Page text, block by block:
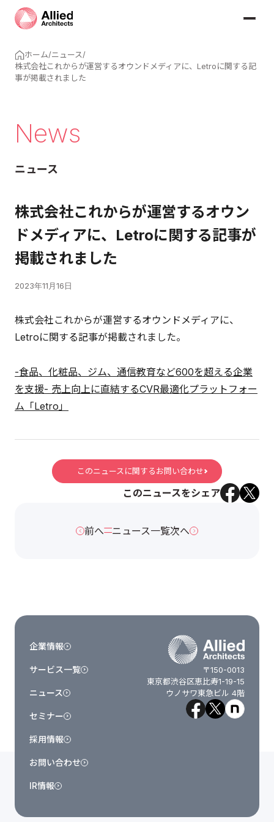
ホーム/ニュース/
株式会社これからが運営するオウンドメディアに、Letroに関する記
事が掲載されました
News
ニュース
株式会社これからが運営するオウン
ドメディアに、Letroに関する記事が
掲載されました
2023年11月16日
株式会社これからが運営するオウンドメディアに、
Letroに関する記事が掲載されました。
-食品、化粧品、ジム、通信教育など600を超える企業
を支援- 売上向上に直結するCVR最適化プラットフォー
ム「Letro」
このニュースに関するお問い合わせ
このニュースをシェア
前へ ニュース一覧次へ
〒150-0013
東京都渋谷区恵比寿1-19-15
ウノサワ東急ビル 4階
企業情報
サービス一覧
ニュース
セミナー
採用情報
お問い合わせ
IR情報